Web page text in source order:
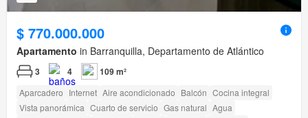
$ 770.000.000
Apartamento in Barranquilla, Departamento de Atlántico
3 4 109 m²
Aparcadero Internet Aire acondicionado Balcón Cocina integral
Vista panorámica Cuarto de servicio Gas natural Agua